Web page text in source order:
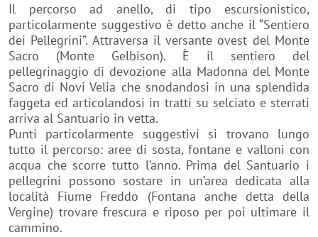
Il percorso ad anello, di tipo escursionistico,
particolarmente suggestivo è detto anche il “Sentiero
dei Pellegrini”. Attraversa il versante ovest del Monte
Sacro (Monte Gelbison). È il sentiero del
pellegrinaggio di devozione alla Madonna del Monte
Sacro di Novi Velia che snodandosi in una splendida
faggeta ed articolandosi in tratti su selciato e sterrati
arriva al Santuario in vetta.
Punti particolarmente suggestivi si trovano lungo
tutto il percorso: aree di sosta, fontane e valloni con
acqua che scorre tutto l’anno. Prima del Santuario i
pellegrini possono sostare in un’area dedicata alla
località Fiume Freddo (Fontana anche detta della
Vergine) trovare frescura e riposo per poi ultimare il
cammino.